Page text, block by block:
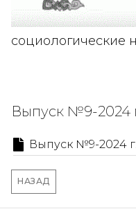
социологические
Выпуск №9-2024
Выпуск №9-2024 г.
НАЗАД